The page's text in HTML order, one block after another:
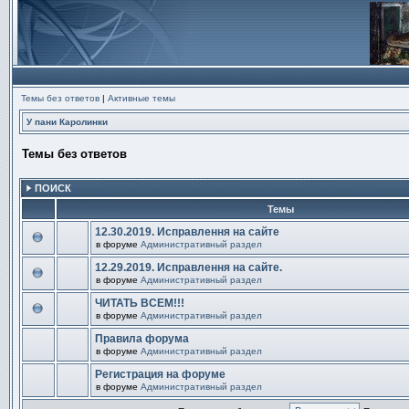
Темы без ответов | Активные темы
У пани Каролинки
Темы без ответов
ПОИСК
Темы
этой
новых
непрочитанных
12.30.2019. Исправлення на сайте
в форуме Административный раздел
этой
новых
непрочитанных
12.29.2019. Исправлення на сайте.
в форуме Административный раздел
этой
новых
непрочитанных
ЧИТАТЬ ВСЕМ!!!
в форуме Административный раздел
этой
новых
Правила форума
в форуме Административный раздел
этой
Регистрация на форуме
в форуме Административный раздел